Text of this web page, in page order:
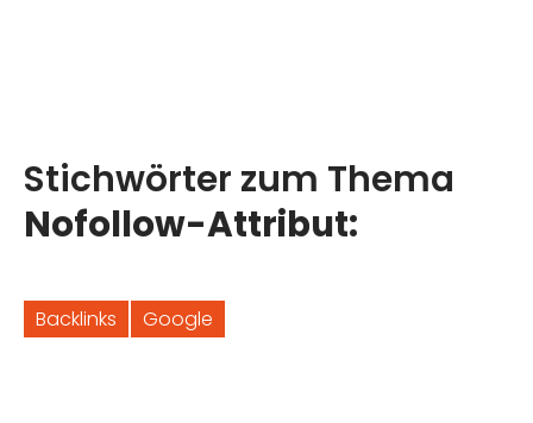
Stichwörter zum Thema
Nofollow-Attribut:
Backlinks Google